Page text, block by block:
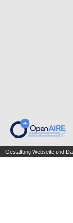
Gestaltung Webseite und